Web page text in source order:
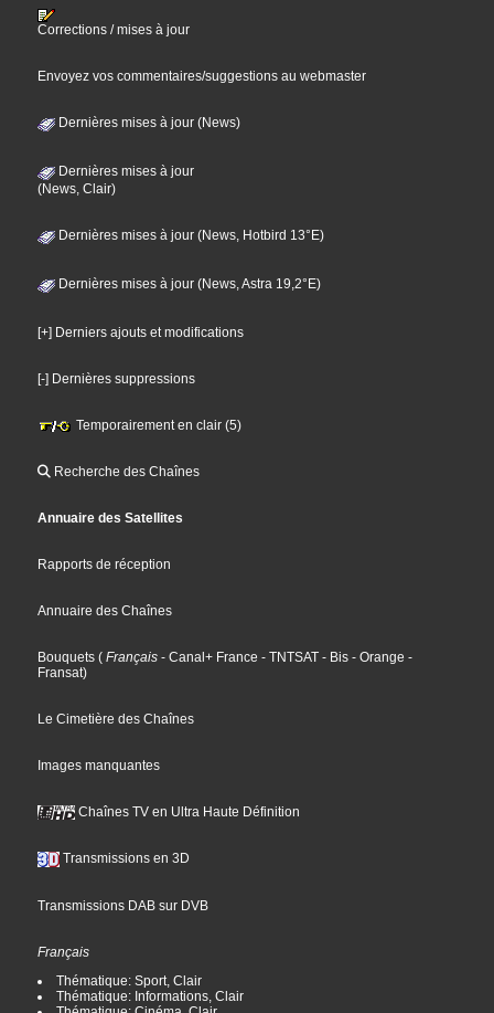
Corrections / mises à jour
Envoyez vos commentaires/suggestions au webmaster
Dernières mises à jour (News)
Dernières mises à jour
(News, Clair)
Dernières mises à jour (News, Hotbird 13°E)
Dernières mises à jour (News, Astra 19,2°E)
[+] Derniers ajouts et modifications
[-] Dernières suppressions
Temporairement en clair (5)
Recherche des Chaînes
Annuaire des Satellites
Rapports de réception
Annuaire des Chaînes
Bouquets ( Français - Canal+ France - TNTSAT - Bis - Orange -
Fransat)
Le Cimetière des Chaînes
Images manquantes
Chaînes TV en Ultra Haute Définition
Transmissions en 3D
Transmissions DAB sur DVB
Français
Thématique: Sport, Clair
Thématique: Informations, Clair